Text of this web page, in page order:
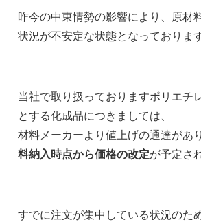
昨今の中東情勢の影響により、原材
状況が不安定な状態となっております
当社で取り扱っておりますポリエチ
とする化成品につきましては、
材料メーカーより値上げの通達があ
料納入時点から価格の改定が予定さ
すでに注文が集中している状況のため